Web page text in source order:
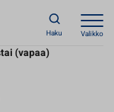
Haku Valikko
(vapaa)